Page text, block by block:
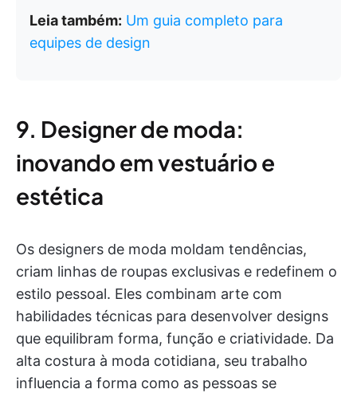
Leia também: Um guia completo para
equipes de design
9. Designer de moda:
inovando em vestuário e
estética
Os designers de moda moldam tendências,
criam linhas de roupas exclusivas e redefinem o
estilo pessoal. Eles combinam arte com
habilidades técnicas para desenvolver designs
que equilibram forma, função e criatividade. Da
alta costura à moda cotidiana, seu trabalho
influencia a forma como as pessoas se